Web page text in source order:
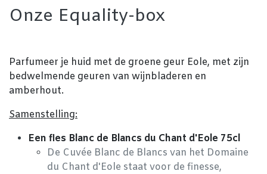
Onze Equality-box
Parfumeer je huid met de groene geur Eole, met zijn
bedwelmende geuren van wijnbladeren en
amberhout.
Samenstelling:
Een fles Blanc de Blancs du Chant d'Eole 75cl
De Cuvée Blanc de Blancs van het Domaine
du Chant d'Eole staat voor de finesse,